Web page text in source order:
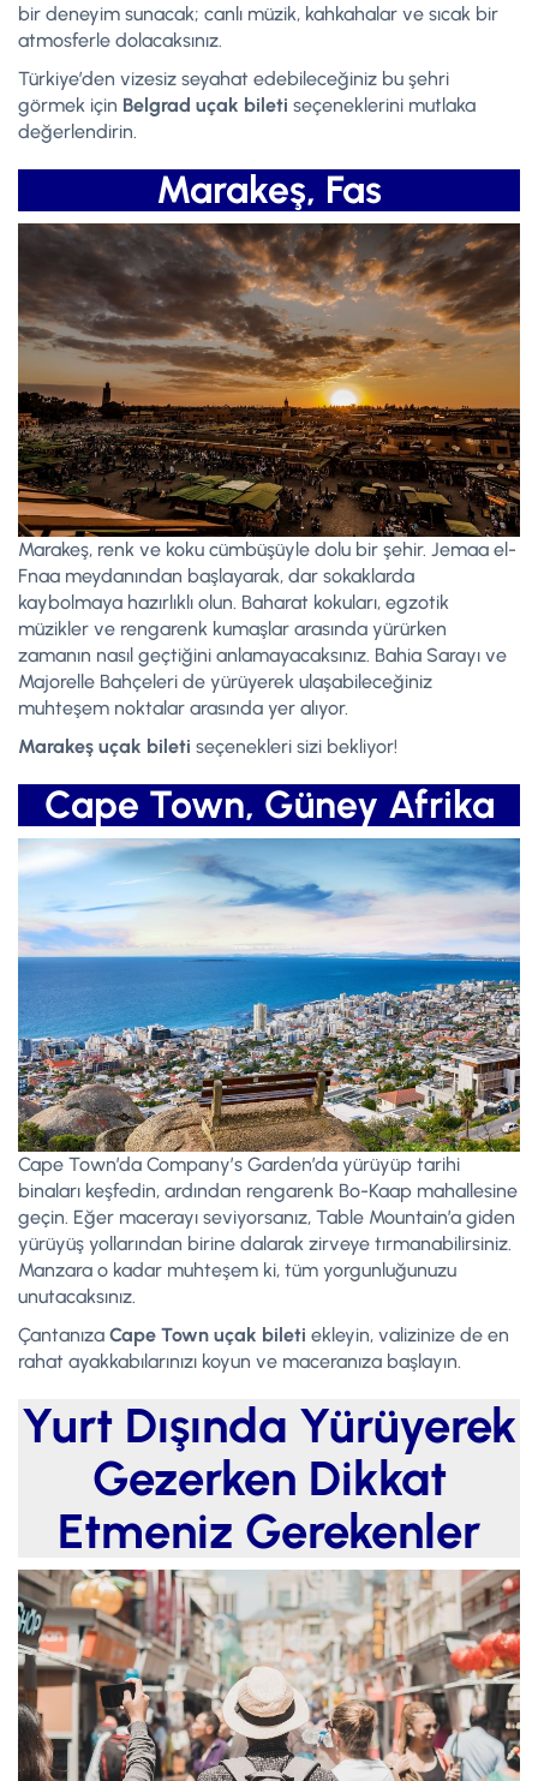
bir deneyim sunacak; canlı müzik, kahkahalar ve sıcak bir
atmosferle dolacaksınız.
Türkiye’den vizesiz seyahat edebileceğiniz bu şehri
görmek için Belgrad uçak bileti seçeneklerini mutlaka
değerlendirin.
Marakeş, Fas
Marakeş, renk ve koku cümbüşüyle dolu bir şehir. Jemaa el-
Fnaa meydanından başlayarak, dar sokaklarda
kaybolmaya hazırlıklı olun. Baharat kokuları, egzotik
müzikler ve rengarenk kumaşlar arasında yürürken
zamanın nasıl geçtiğini anlamayacaksınız. Bahia Sarayı ve
Majorelle Bahçeleri de yürüyerek ulaşabileceğiniz
muhteşem noktalar arasında yer alıyor.
Marakeş uçak bileti seçenekleri sizi bekliyor!
Cape Town, Güney Afrika
Cape Town’da Company’s Garden’da yürüyüp tarihi
binaları keşfedin, ardından rengarenk Bo-Kaap mahallesine
geçin. Eğer macerayı seviyorsanız, Table Mountain’a giden
yürüyüş yollarından birine dalarak zirveye tırmanabilirsiniz.
Manzara o kadar muhteşem ki, tüm yorgunluğunuzu
unutacaksınız.
Çantanıza Cape Town uçak bileti ekleyin, valizinize de en
rahat ayakkabılarınızı koyun ve maceranıza başlayın.
Yurt Dışında Yürüyerek
Gezerken Dikkat
Etmeniz Gerekenler